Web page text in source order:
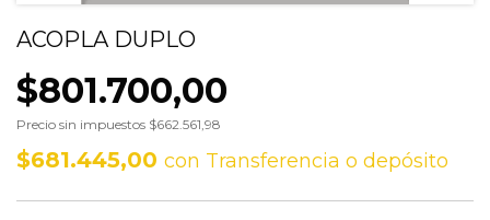
ACOPLA DUPLO
$801.700,00
Precio sin impuestos $662.561,98
$681.445,00 con Transferencia o depósito